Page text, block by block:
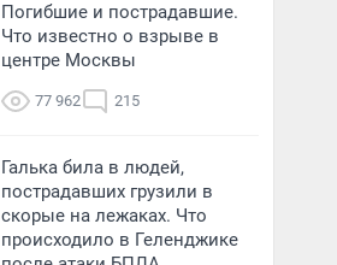
Погибшие и пострадавшие.
Что известно о взрыве в
центре Москвы
77 962 215
Галька била в людей,
пострадавших грузили в
скорые на лежаках. Что
происходило в Геленджике